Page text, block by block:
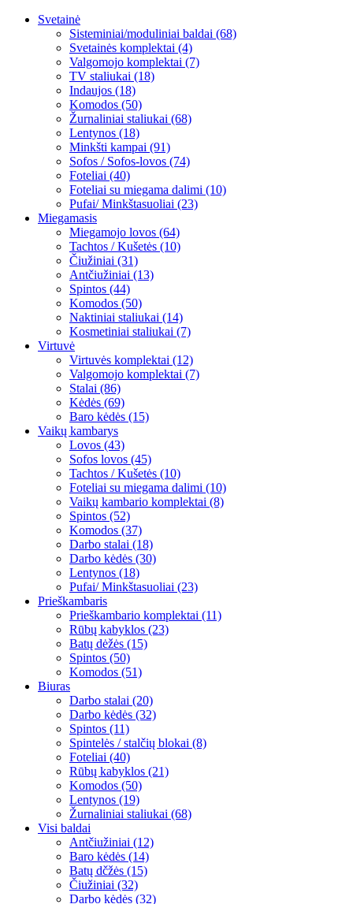
Svetainė
Sisteminiai/moduliniai baldai (68)
Svetainės komplektai (4)
Valgomojo komplektai (7)
TV staliukai (18)
Indaujos (18)
Komodos (50)
Žurnaliniai staliukai (68)
Lentynos (18)
Minkšti kampai (91)
Sofos / Sofos-lovos (74)
Foteliai (40)
Foteliai su miegama dalimi (10)
Pufai/ Minkštasuoliai (23)
Miegamasis
Miegamojo lovos (64)
Tachtos / Kušetės (10)
Čiužiniai (31)
Antčiužiniai (13)
Spintos (44)
Komodos (50)
Naktiniai staliukai (14)
Kosmetiniai staliukai (7)
Virtuvė
Virtuvės komplektai (12)
Valgomojo komplektai (7)
Stalai (86)
Kėdės (69)
Baro kėdės (15)
Vaikų kambarys
Lovos (43)
Sofos lovos (45)
Tachtos / Kušetės (10)
Foteliai su miegama dalimi (10)
Vaikų kambario komplektai (8)
Spintos (52)
Komodos (37)
Darbo stalai (18)
Darbo kėdės (30)
Lentynos (18)
Pufai/ Minkštasuoliai (23)
Prieškambaris
Prieškambario komplektai (11)
Rūbų kabyklos (23)
Batų dėžės (15)
Spintos (50)
Komodos (51)
Biuras
Darbo stalai (20)
Darbo kėdės (32)
Spintos (11)
Spintelės / stalčių blokai (8)
Foteliai (40)
Rūbų kabyklos (21)
Komodos (50)
Lentynos (19)
Žurnaliniai staliukai (68)
Visi baldai
Antčiužiniai (12)
Baro kėdės (14)
Batų dčžės (15)
Čiužiniai (32)
Darbo kėdės (32)